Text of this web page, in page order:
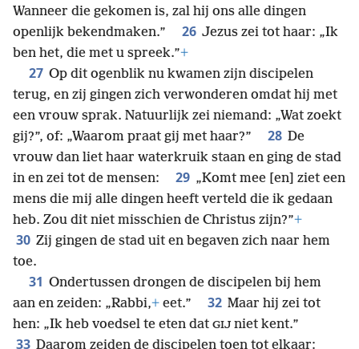
Wanneer die gekomen is, zal hij ons alle dingen
openlijk bekendmaken.”
26 Jezus zei tot haar: „Ik
ben het, die met u spreek.”+
27 Op dit ogenblik nu kwamen zijn discipelen
terug, en zij gingen zich verwonderen omdat hij met
een vrouw sprak. Natuurlijk zei niemand: „Wat zoekt
gij?”, of: „Waarom praat gij met haar?”
28 De
vrouw dan liet haar waterkruik staan en ging de stad
in en zei tot de mensen:
29 „Komt mee [en] ziet een
mens die mij alle dingen heeft verteld die ik gedaan
heb. Zou dit niet misschien de Christus zijn?”+
30 Zij gingen de stad uit en begaven zich naar hem
toe.
31 Ondertussen drongen de discipelen bij hem
aan en zeiden: „Rabbi,+ eet.” 32 Maar hij zei tot
hen: „Ik heb voedsel te eten dat GIJ niet kent.”
33 Daarom zeiden de discipelen toen tot elkaar: